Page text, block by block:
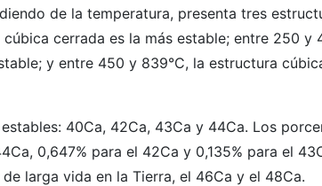
de la temperatura, presenta tres
cerrada es la más estable; entre 250 y
y entre 450 y 839°C, la estructura
40Ca, 42Ca, 43Ca y 44Ca. Los
0,647% para el 42Ca y 0,135% para el
larga vida en la Tierra, el 46Ca y el 48Ca.